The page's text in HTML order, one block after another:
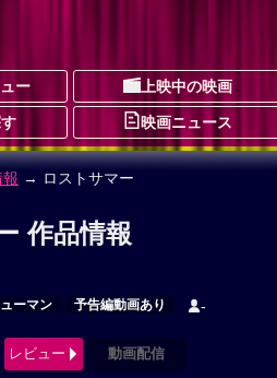
ー 上映中の映画
映画ニュース
→ ロストサマー
作品情報
ーマン 予告編動画あり -
レビュー 動画配信